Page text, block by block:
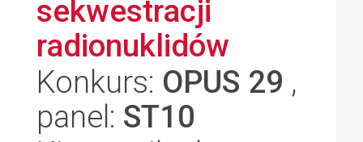
sekwestracji
radionuklidów
Konkurs: OPUS 29 ,
panel: ST10